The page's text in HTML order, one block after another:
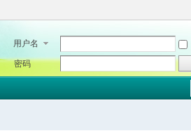
用户名
密码